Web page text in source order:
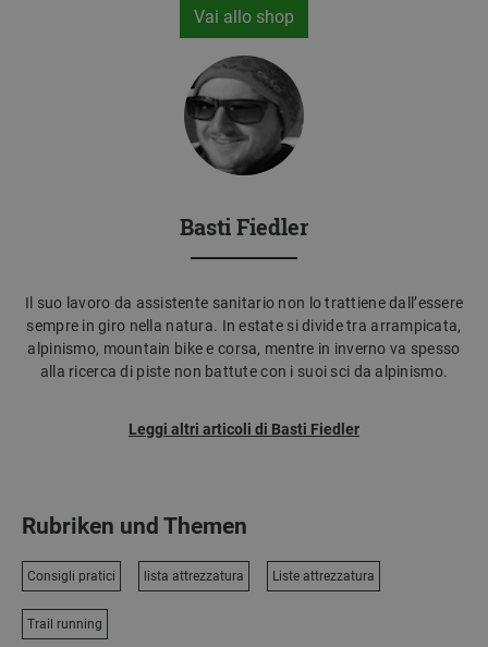
Vai allo shop
Basti Fiedler
Il suo lavoro da assistente sanitario non lo trattiene dall’essere
sempre in giro nella natura. In estate si divide tra arrampicata,
alpinismo, mountain bike e corsa, mentre in inverno va spesso
alla ricerca di piste non battute con i suoi sci da alpinismo.
Leggi altri articoli di Basti Fiedler
Rubriken und Themen
Consigli pratici lista attrezzatura Liste attrezzatura
Trail running